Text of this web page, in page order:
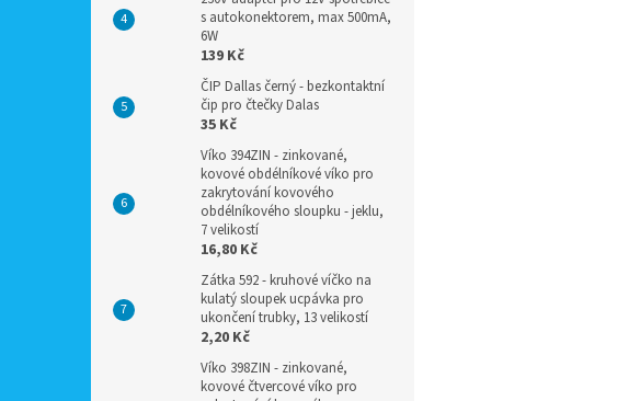
s autokonektorem, max 500mA,
6W
139 Kč
ČIP Dallas černý - bezkontaktní
čip pro čtečky Dalas
35 Kč
Víko 394ZIN - zinkované,
kovové obdélníkové víko pro
zakrytování kovového
obdélníkového sloupku - jeklu,
7 velikostí
16,80 Kč
Zátka 592 - kruhové víčko na
kulatý sloupek ucpávka pro
ukončení trubky, 13 velikostí
2,20 Kč
Víko 398ZIN - zinkované,
kovové čtvercové víko pro